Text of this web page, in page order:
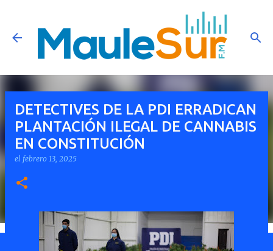
Ir al contenido principal
DETECTIVES DE LA PDI ERRADICAN
PLANTACIÓN ILEGAL DE CANNABIS
EN CONSTITUCIÓN
el febrero 13, 2025